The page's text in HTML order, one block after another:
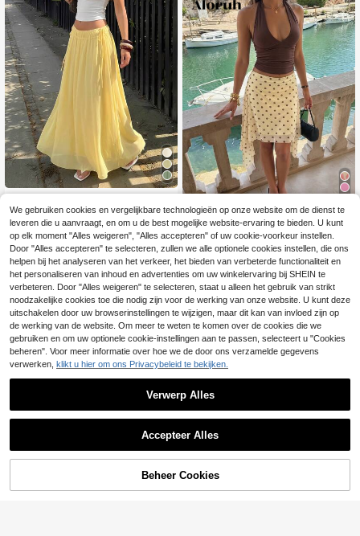
EU Warehouse Firerie Crèmegele ma
xi-rok voor dames met lage taille, pl
ooien aan de zijkant en strikjes, zwi
erige chiffon rok, extra lange crème
kleurige chiffon rok, casual rok voor
vakantie, romantische crèmekleurig
e chiffon rok, nieuwe zomerrok, extr
a lange rok, zomervakantierok, lent
e, zomer en herfstkleding, elegant,
voor woon-werkverkeer, date, boh
o, rok
20.79€ 21.28€
14
#Riviera Romantiek
EU Warehouse Aloruh Modieuze en e
legante asymmetrische, geel gestre
epte bodycon rok van gestreepte t
will tot op de knie, met een superlag
e taille en wijde pijpen, geschikt vo
or vakantie en dagelijks gebruik.
#3 Bestseller in Veelkleurig Dagelijkse rokken
14 .35€14.49€
TOEVOEGEN AAN WINKELWAGEN
We gebruiken cookies en vergelijkbare technologieën op onze website om de dienst te
leveren die u aanvraagt, en om u de best mogelijke website-ervaring te bieden. U kunt
op elk moment "Alles weigeren", "Alles accepteren" of uw cookie-voorkeur instellen.
Door "Alles accepteren" te selecteren, zullen we alle optionele cookies instellen, die ons
helpen bij het analyseren van het verkeer, het bieden van verbeterde functionaliteit en
het personaliseren van inhoud en advertenties om uw winkelervaring bij SHEIN te
verbeteren. Door "Alles weigeren" te selecteren, staat u alleen het gebruik van strikt
noodzakelijke cookies toe die nodig zijn voor de werking van onze website. U kunt deze
uitschakelen door uw browserinstellingen te wijzigen, maar dit kan van invloed zijn op
de werking van de website. Om meer te weten te komen over de cookies die we
gebruiken en om uw optionele cookie-instellingen aan te passen, selecteert u "Cookies
beheren". Voor meer informatie over hoe we de door ons verzamelde gegevens
verwerken, klikt u hier om ons Privacybeleid te bekijken.
Verwerp Alles
Accepteer Alles
Beheer Cookies